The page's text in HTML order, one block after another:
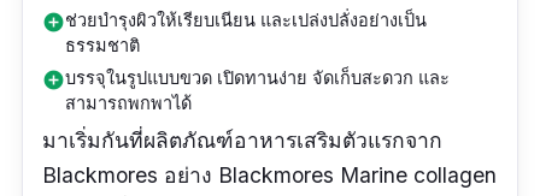
add_circleช่วยบำรุงผิวให้เรียบเนียน และเปล่งปลั่งอย่างเป็น
ธรรมชาติ
add_circleบรรจุในรูปแบบขวด เปิดทานง่าย จัดเก็บสะดวก และ
สามารถพกพาได้
มาเริ่มกันที่ผลิตภัณฑ์อาหารเสริมตัวแรกจาก
Blackmores อย่าง Blackmores Marine collagen